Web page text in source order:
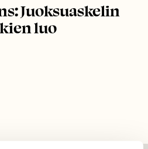
Juoksuaskelin
luo